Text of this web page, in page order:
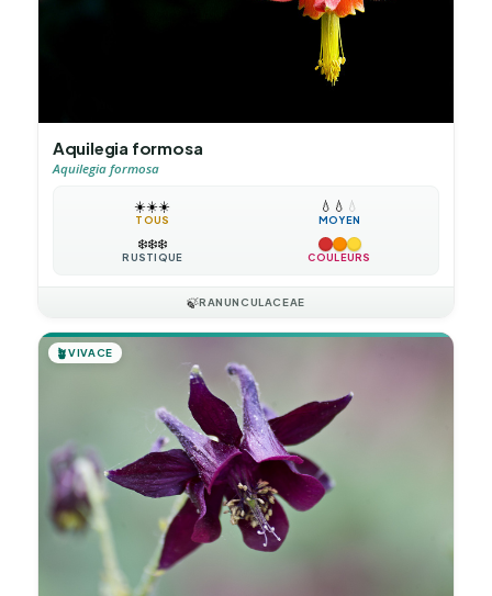
Aquilegia formosa
Aquilegia formosa
☀️☀️☀️
TOUS
💧 💧 💧
MOYEN
❄️❄️❄️
RUSTIQUE COULEURS
🍃RANUNCULACEAE
🪴VIVACE